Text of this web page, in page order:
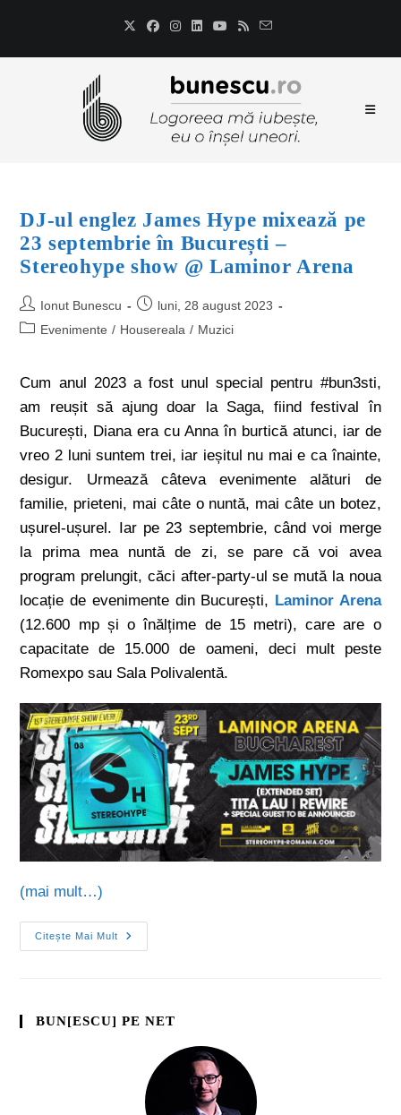
DJ-ul englez James Hype mixează pe
23 septembrie în București –
Stereohype show @ Laminor Arena
Ionut Bunescu
luni, 28 august 2023
Evenimente / Housereala / Muzici
Cum anul 2023 a fost unul special pentru #bun3sti,
am reușit să ajung doar la Saga, fiind festival în
București, Diana era cu Anna în burtică atunci, iar de
vreo 2 luni suntem trei, iar ieșitul nu mai e ca înainte,
desigur. Urmează câteva evenimente alături de
familie, prieteni, mai câte o nuntă, mai câte un botez,
ușurel-ușurel. Iar pe 23 septembrie, când voi merge
la prima mea nuntă de zi, se pare că voi avea
program prelungit, căci after-party-ul se mută la noua
locație de evenimente din București, Laminor Arena
(12.600 mp și o înălțime de 15 metri), care are o
capacitate de 15.000 de oameni, deci mult peste
Romexpo sau Sala Polivalentă.
(mai mult…)
Citește Mai Mult
BUN[ESCU] PE NET